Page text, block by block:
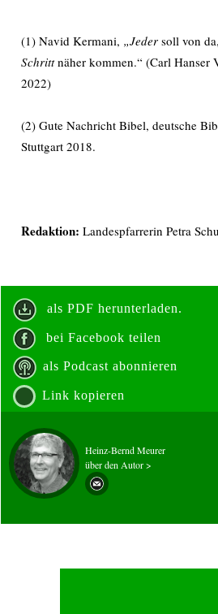
(1) Navid Kermani, „Jeder soll von
Schrittnäher kommen.“ (Carl Hanser
2022)
(2) Gute Nachricht Bibel, deutsche
Stuttgart 2018.
Redaktion: Landespfarrerin Petra
als PDF herunterladen.
bei Facebook teilen
als Podcast abonnieren
Link kopieren
Heinz-Bernd Meurer
über den Autor >